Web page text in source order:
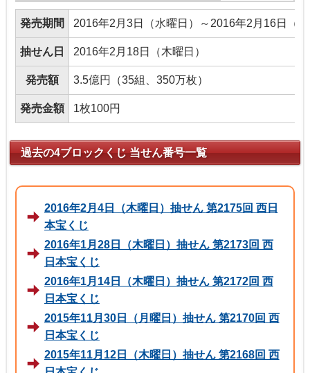
発売期間 2016年2月3日（水曜日）～2016年2月16日（
抽せん日 2016年2月18日（木曜日）
発売額 3.5億円（35組、350万枚）
発売金額 1枚100円
過去の4ブロックくじ 当せん番号一覧
2016年2月4日（木曜日）抽せん 第2175回 西日
本宝くじ
2016年1月28日（木曜日）抽せん 第2173回 西
日本宝くじ
2016年1月14日（木曜日）抽せん 第2172回 西
日本宝くじ
2015年11月30日（月曜日）抽せん 第2170回 西
日本宝くじ
2015年11月12日（木曜日）抽せん 第2168回 西